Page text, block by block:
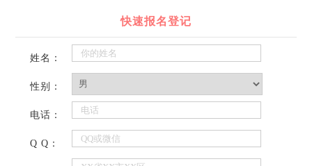
快速报名登记
姓名：
性别：
电话：
Q Q：